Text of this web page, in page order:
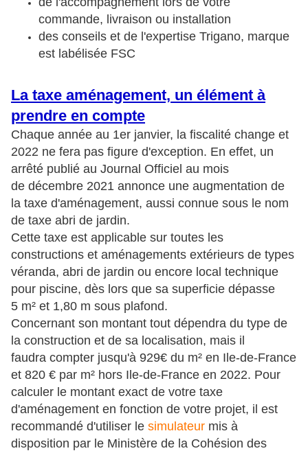
commande, livraison ou installation
des conseils et de l'expertise Trigano, marque
est labélisée FSC
La taxe aménagement, un élément à
prendre en compte
Chaque année au 1er janvier, la fiscalité change et
2022 ne fera pas figure d'exception. En effet, un
arrêté publié au Journal Officiel au mois
de décembre 2021 annonce une augmentation de
la taxe d'aménagement, aussi connue sous le nom
de taxe abri de jardin.
Cette taxe est applicable sur toutes les
constructions et aménagements extérieurs de types
véranda, abri de jardin ou encore local technique
pour piscine, dès lors que sa superficie dépasse
5 m² et 1,80 m sous plafond.
Concernant son montant tout dépendra du type de
la construction et de sa localisation, mais il
faudra compter jusqu'à 929€ du m² en Ile-de-France
et 820 € par m² hors Ile-de-France en 2022. Pour
calculer le montant exact de votre taxe
d'aménagement en fonction de votre projet, il est
recommandé d'utiliser le simulateur mis à
disposition par le Ministère de la Cohésion des